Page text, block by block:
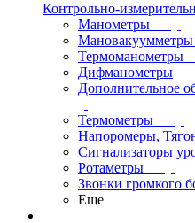
Контрольно-
Манометры
Мановакуумметры
Термоманометры
Дифманометры
Дополнительное
Термометры
Напоромеры,
Сигнализаторы
Ротаметры
Звонки громкого
Еще